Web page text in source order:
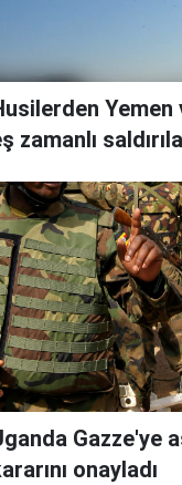
zamanlı
Gazze'ye
onayladı